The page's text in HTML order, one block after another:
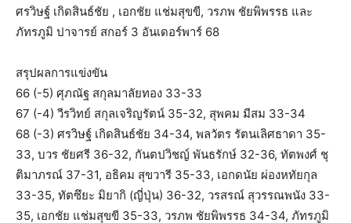
ศรวิษฐ์ เกิดสินธ์ชัย , เอกชัย แช่มสุขขี, วรภพ ชัยพิพรรธ และ
ภัทรภูมิ ปาจารย์ สกอร์ 3 อันเดอร์พาร์ 68
สรุปผลการแข่งขัน
66 (-5) ศุภณัฐ สกุลมาลัยทอง 33-33
67 (-4) วีรวิทย์ สกุลเจริญรัตน์ 35-32, สุพคม มีสม 33-34
68 (-3) ศรวิษฐ์ เกิดสินธ์ชัย 34-34, พลวัตร รัตนเลิศธาดา 35-
33, บวร ชัยศรี 36-32, กันตปวิชญ์ พันธรักษ์ 32-36, ทัตพงศ์ ชุ
ติมาภรณ์ 37-31, อธิคม สุขวารี 35-33, เอกดนัย ผ่องหทัยกุล
33-35, ทัตซึยะ มิยากิ (ญี่ปุ่น) 36-32, วรสรณ์ สุวรรณพนัง 33-
35, เอกชัย แช่มสุขขี 35-33, วรภพ ชัยพิพรรธ 34-34, ภัทรภูมิ